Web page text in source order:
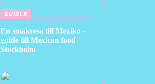
GUIDER
En smakresa till Mexiko –
guide till Mexican food
Stockholm